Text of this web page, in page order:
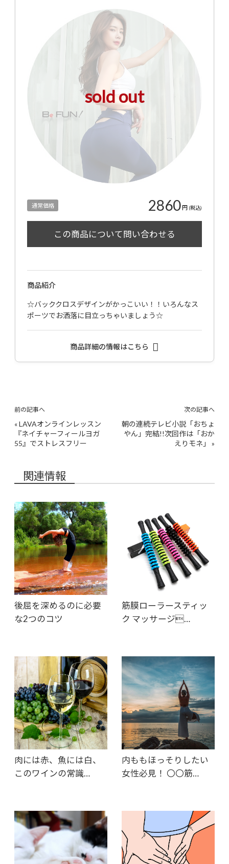
sold out
通常価格 2860 円 (税込)
商品紹介
☆バッククロスデザインがかっこいい！！いろんなス
ポーツでお洒落に目立っちゃいましょう☆
商品詳細の情報はこちら
前の記事へ
«LAVAオンラインレッスン
『ネイチャーフィールヨガ
55』でストレスフリー
次の記事へ
朝の連続テレビ小説「おちょ
やん」完結!!次回作は「おか
えりモネ」
»
関連情報
後屈を深めるのに必要
な2つのコツ
筋膜ローラースティッ
ク マッサージ…
肉には赤、魚には白、
このワインの常識…
内ももほっそりしたい
女性必見！ 〇〇筋…